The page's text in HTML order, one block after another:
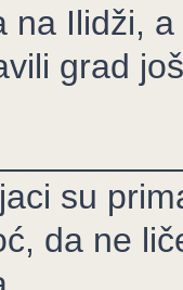
na Ilidži,
grad
su
da ne